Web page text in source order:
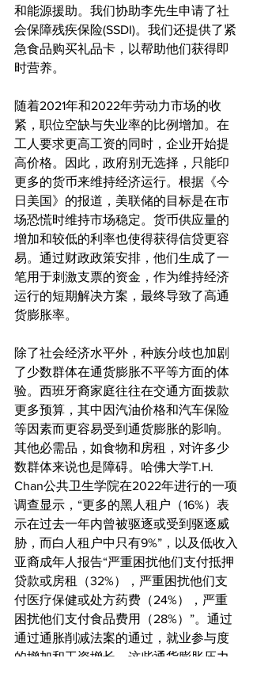
和能源援助。我们协助李先生申请了社
会保障残疾保险(SSDI)。我们还提供了紧
急食品购买礼品卡，以帮助他们获得即
时营养。
随着2021年和2022年劳动力市场的收
紧，职位空缺与失业率的比例增加。在
工人要求更高工资的同时，企业开始提
高价格。因此，政府别无选择，只能印
更多的货币来维持经济运行。根据《今
日美国》的报道，美联储的目标是在市
场恐慌时维持市场稳定。货币供应量的
增加和较低的利率也使得获得信贷更容
易。通过财政政策安排，他们生成了一
笔用于刺激支票的资金，作为维持经济
运行的短期解决方案，最终导致了高通
货膨胀率。
除了社会经济水平外，种族分歧也加剧
了少数群体在通货膨胀不平等方面的体
验。西班牙裔家庭往往在交通方面拨款
更多预算，其中因汽油价格和汽车保险
等因素而更容易受到通货膨胀的影响。
其他必需品，如食物和房租，对许多少
数群体来说也是障碍。哈佛大学T.H.
Chan公共卫生学院在2022年进行的一项
调查显示，“更多的黑人租户（16%）表
示在过去一年内曾被驱逐或受到驱逐威
胁，而白人租户中只有9%”，以及低收入
亚裔成年人报告“严重困扰他们支付抵押
贷款或房租（32%），严重困扰他们支
付医疗保健或处方药费（24%），严重
困扰他们支付食品费用（28%）”。通过
通过通胀削减法案的通过，就业参与度
的增加和工资增长，这些通货膨胀压力